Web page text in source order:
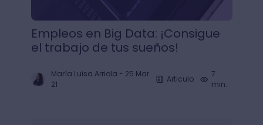
Empleos en Big Data: ¡Consigue
el trabajo de tus sueños!
María Luisa Arriola - 25 Mar
21
Articulo
7
min.